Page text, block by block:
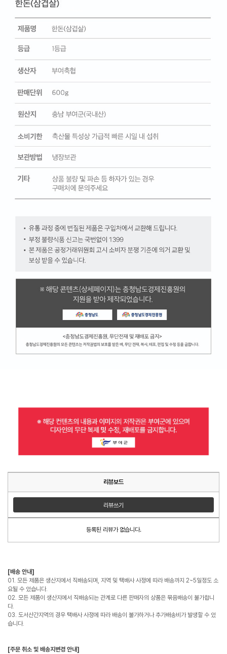
리뷰보드
리뷰쓰기
등록된 리뷰가 없습니다.
[배송 안내]
01. 모든 제품은 생산지에서 직배송되며, 지역 및 택배사 사정에 따라 배송까지 2~5일정도 소
요될 수 있습니다.
02. 모든 제품이 생산지에서 직배송되는 관계로 다른 판매자의 상품은 묶음배송이 불가합니
다.
03. 도서산간지역의 경우 택배사 사정에 따라 배송이 불가하거나 추가배송비가 발생할 수 있
습니다.
[주문 취소 및 배송지변경 안내]